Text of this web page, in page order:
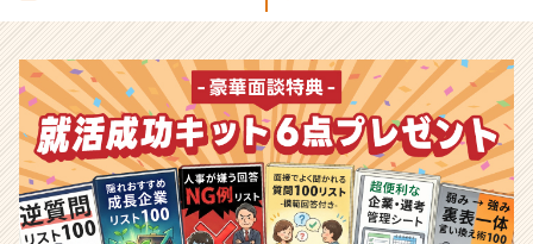
ベ
ン
チ
ャ
ー・
成
長
企